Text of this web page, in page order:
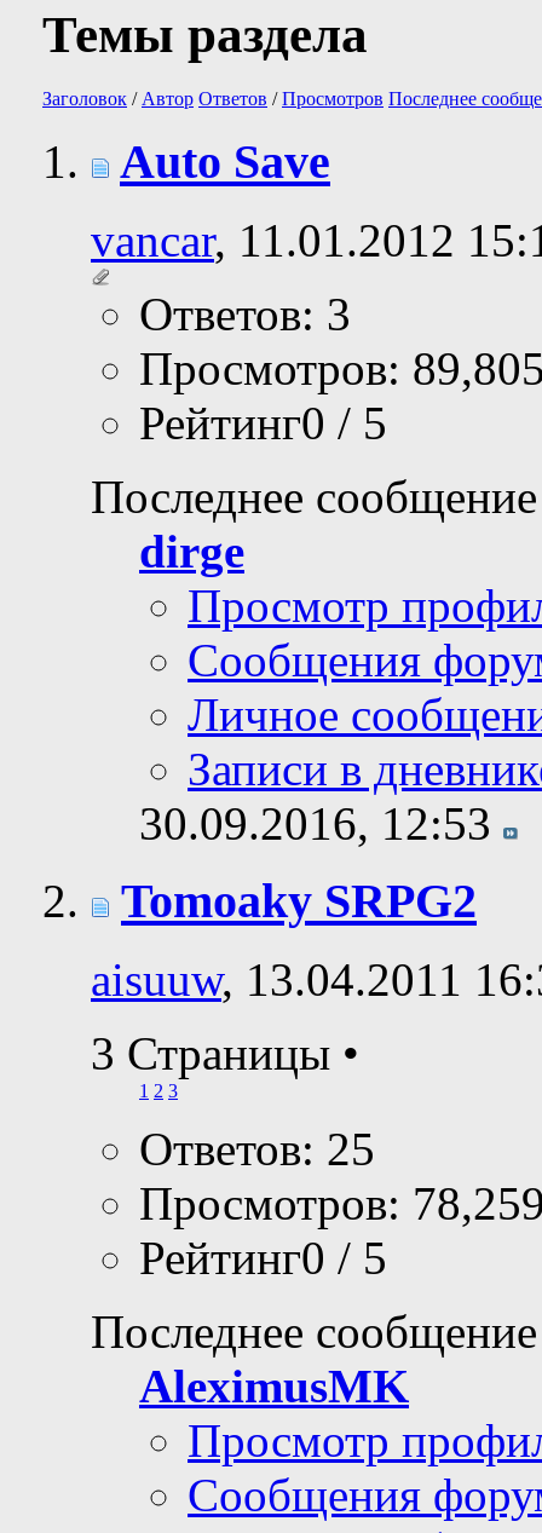
Темы раздела
Заголовок / Автор Ответов /Просмотров Последнее
Auto Save
vancar, 11.01.2012
Ответов: 3
Просмотров:
Рейтинг0 / 5
Последнее
dirge
Просмотр
Сообщения
Личное
Записи в
30.09.2016, 12:53
Tomoaky SRPG2
aisuuw, 13.04.2011
3 Страницы •
1 2 3
Ответов: 25
Просмотров:
Рейтинг0 / 5
Последнее
AleximusMK
Просмотр
Сообщения